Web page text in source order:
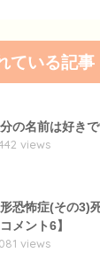
ている記事
の名前は好き
views
恐怖症(その3)
コメント6】
views